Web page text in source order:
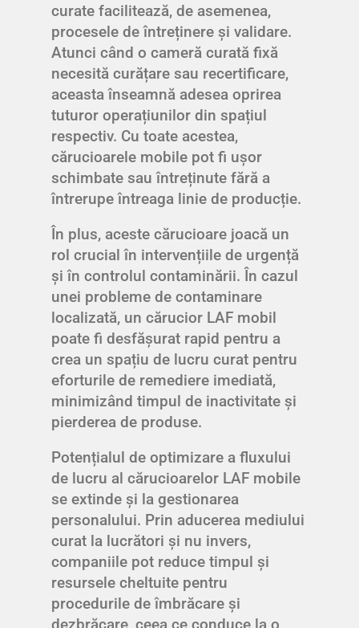
curate facilitează, de asemenea,
procesele de întreținere și validare.
Atunci când o cameră curată fixă
necesită curățare sau recertificare,
aceasta înseamnă adesea oprirea
tuturor operațiunilor din spațiul
respectiv. Cu toate acestea,
cărucioarele mobile pot fi ușor
schimbate sau întreținute fără a
întrerupe întreaga linie de producție.
În plus, aceste cărucioare joacă un
rol crucial în intervențiile de urgență
și în controlul contaminării. În cazul
unei probleme de contaminare
localizată, un cărucior LAF mobil
poate fi desfășurat rapid pentru a
crea un spațiu de lucru curat pentru
eforturile de remediere imediată,
minimizând timpul de inactivitate și
pierderea de produse.
Potențialul de optimizare a fluxului
de lucru al cărucioarelor LAF mobile
se extinde și la gestionarea
personalului. Prin aducerea mediului
curat la lucrători și nu invers,
companiile pot reduce timpul și
resursele cheltuite pentru
procedurile de îmbrăcare și
dezbrăcare, ceea ce conduce la o